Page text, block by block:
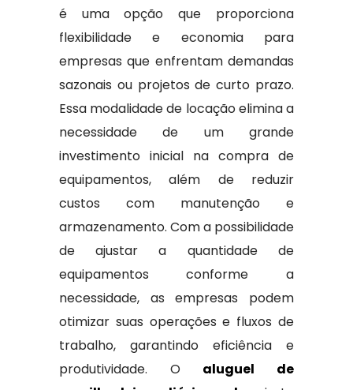
é uma opção que proporciona
flexibilidade e economia para
empresas que enfrentam demandas
sazonais ou projetos de curto prazo.
Essa modalidade de locação elimina a
necessidade de um grande
investimento inicial na compra de
equipamentos, além de reduzir
custos com manutenção e
armazenamento. Com a possibilidade
de ajustar a quantidade de
equipamentos conforme a
necessidade, as empresas podem
otimizar suas operações e fluxos de
trabalho, garantindo eficiência e
produtividade. O aluguel de